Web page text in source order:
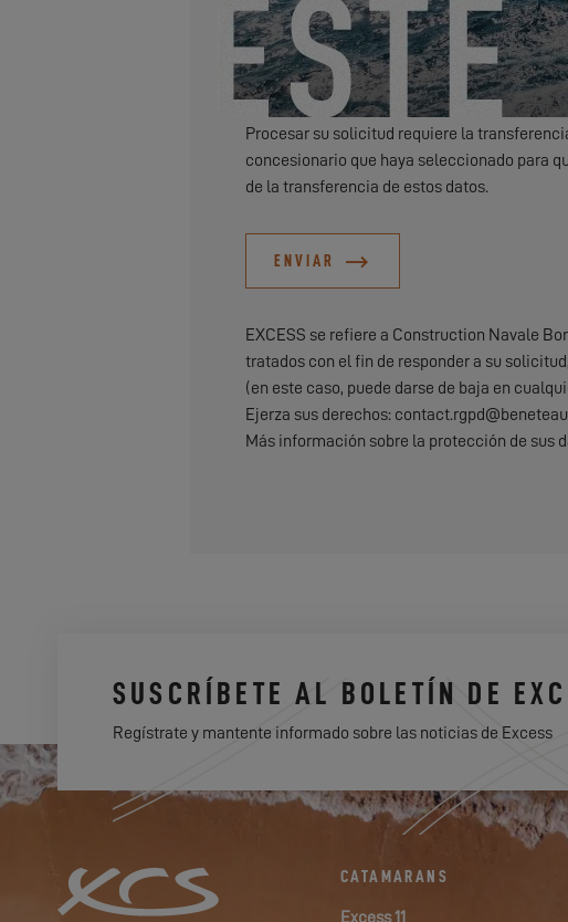
Friendly
Procesar su solicitud requiere la
concesionario que haya seleccionado para
de la transferencia de estos datos.
ENVIAR
EXCESS se refiere a Construction Navale
tratados con el fin de responder a su
(en este caso, puede darse de baja en
Ejerza sus derechos:
Más información sobre la protección de sus
SUSCRÍBETE AL BOLETÍN DE
Regístrate y mantente informado sobre las noticias de Excess
CATAMARANS
Excess 11